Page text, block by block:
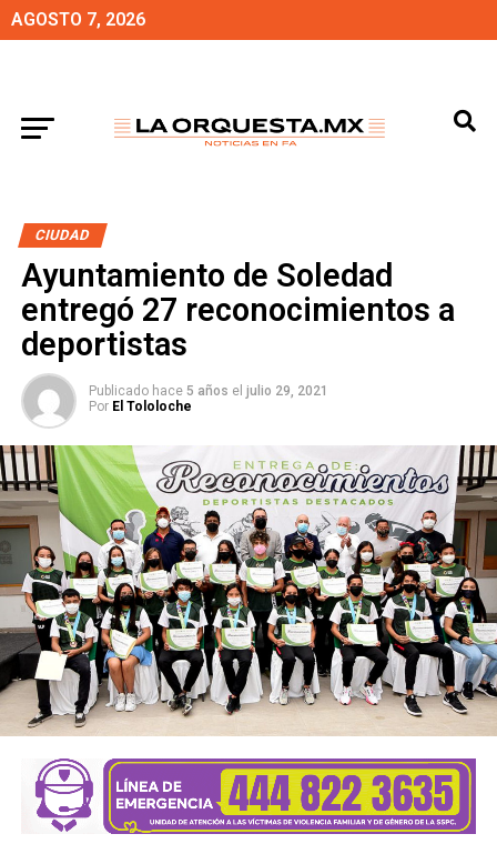
AGOSTO 7, 2026
CIUDAD
Ayuntamiento de Soledad
entregó 27 reconocimientos a
deportistas
Publicado hace 5 años el julio 29, 2021
Por El Tololoche